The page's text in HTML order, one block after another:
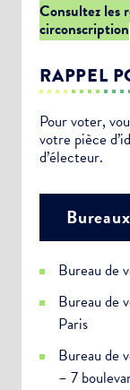
Consultez les
circonscription
RAPPEL
Pour voter,
votre pièce
d’électeur.
Bureau de
Bureau de
Paris
Bureau de
– 7